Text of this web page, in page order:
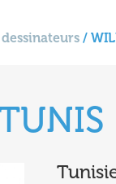
/